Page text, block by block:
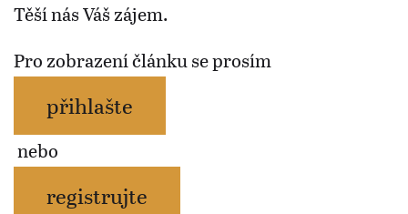
Těší nás Váš zájem.
Pro zobrazení článku se prosím
přihlašte
nebo
registrujte